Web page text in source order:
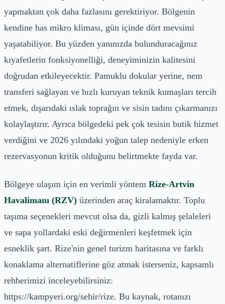
yapmaktan çok daha fazlasını gerektiriyor. Bölgenin
kendine has mikro kliması, gün içinde dört mevsimi
yaşatabiliyor. Bu yüzden yanınızda bulunduracağınız
kıyafetlerin fonksiyonelliği, deneyiminizin kalitesini
doğrudan etkileyecektir. Pamuklu dokular yerine, nem
transferi sağlayan ve hızlı kuruyan teknik kumaşları tercih
etmek, dışarıdaki ıslak toprağın ve sisin tadını çıkarmanızı
kolaylaştırır. Ayrıca bölgedeki pek çok tesisin butik hizmet
verdiğini ve 2026 yılındaki yoğun talep nedeniyle erken
rezervasyonun kritik olduğunu belirtmekte fayda var.
Bölgeye ulaşım için en verimli yöntem Rize-Artvin
Havalimanı (RZV) üzerinden araç kiralamaktır. Toplu
taşıma seçenekleri mevcut olsa da, gizli kalmış şelaleleri
ve sapa yollardaki eski değirmenleri keşfetmek için
esneklik şart. Rize'nin genel turizm haritasına ve farklı
konaklama alternatiflerine göz atmak isterseniz, kapsamlı
rehberimizi inceleyebilirsiniz:
https://kampyeri.org/sehir/rize. Bu kaynak, rotanızı